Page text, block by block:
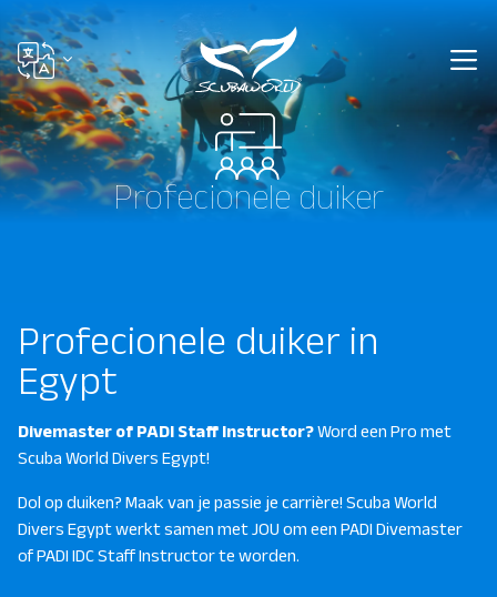
Profecionele duiker
Profecionele duiker in
Egypt
Divemaster of PADI Staff Instructor?Word een Pro met
Scuba World Divers Egypt!
Dol op duiken? Maak van je passie je carrière! Scuba World
Divers Egypt werkt samen met JOU om een PADI Divemaster
of PADI IDC Staff Instructor te worden.